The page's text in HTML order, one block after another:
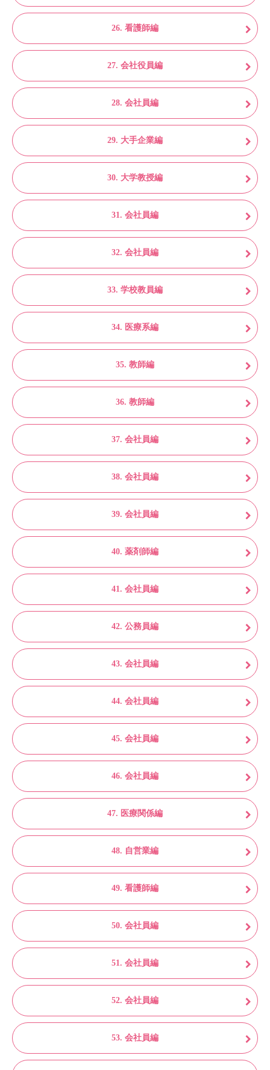
26. 看護師編
27. 会社役員編
28. 会社員編
29. 大手企業編
30. 大学教授編
31. 会社員編
32. 会社員編
33. 学校教員編
34. 医療系編
35. 教師編
36. 教師編
37. 会社員編
38. 会社員編
39. 会社員編
40. 薬剤師編
41. 会社員編
42. 公務員編
43. 会社員編
44. 会社員編
45. 会社員編
46. 会社員編
47. 医療関係編
48. 自営業編
49. 看護師編
50. 会社員編
51. 会社員編
52. 会社員編
53. 会社員編